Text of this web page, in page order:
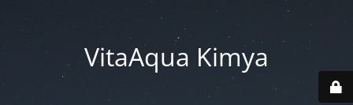
VitaAqua Kimya